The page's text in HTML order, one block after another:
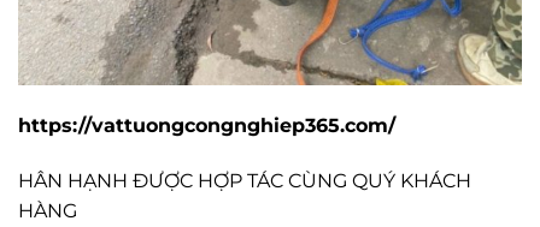
https://vattuongcongnghiep365.com/
HÂN HẠNH ĐƯỢC HỢP TÁC CÙNG QUÝ KHÁCH
HÀNG